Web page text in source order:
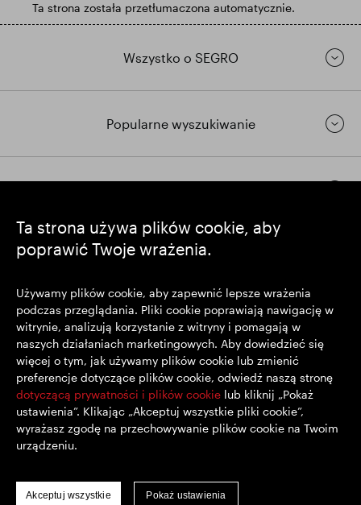
Ta strona używa plików cookie, aby
poprawić Twoje wrażenia.
Używamy plików cookie, aby zapewnić lepsze wrażenia
podczas przeglądania. Pliki cookie poprawiają nawigację w
witrynie, analizują korzystanie z witryny i pomagają w
naszych działaniach marketingowych. Aby dowiedzieć się
więcej o tym, jak używamy plików cookie lub zmienić
preferencje dotyczące plików cookie, odwiedź naszą stronę
dotyczącą prywatności i plików cookie lub kliknij „Pokaż
ustawienia”. Klikając „Akceptuj wszystkie pliki cookie”,
wyrażasz zgodę na przechowywanie plików cookie na Twoim
urządzeniu.
Akceptuj wszystkie Pokaż ustawienia
Ta strona została przetłumaczona automatycznie.
Wszystko o SEGRO
Popularne wyszukiwanie
https://www.linkedin.com/
https://www.youtube.com/
SEGRO plc
Siedziba: 1 New Burlington Place, Londyn W1S 2HR
Zarejestrowana w Wielkiej Brytanii pod nr 167591
Miejsce rejestracji: Anglia i Walia
© SEGRO 2022
Wyłączenie Odpowiedzialności
Polityka prywatności
Polityka plików cookie